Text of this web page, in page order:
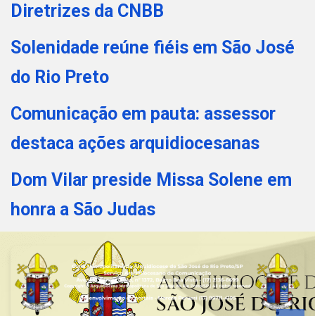
Diretrizes da CNBB
Solenidade reúne fiéis em São José
do Rio Preto
Comunicação em pauta: assessor
destaca ações arquidiocesanas
Dom Vilar preside Missa Solene em
honra a São Judas